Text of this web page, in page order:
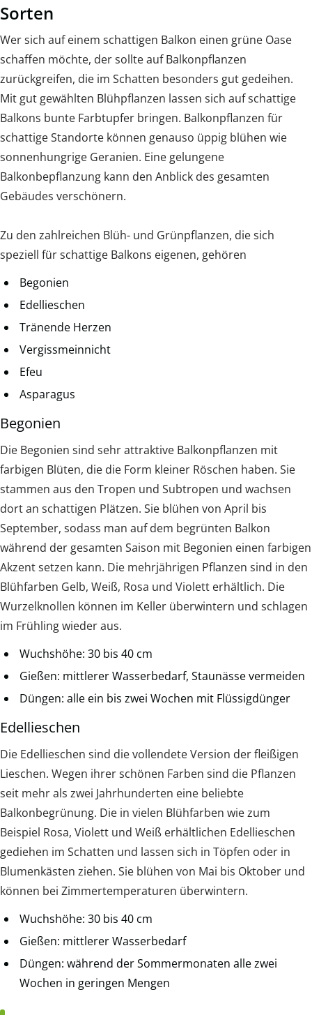
Sorten
Wer sich auf einem schattigen Balkon einen grüne Oase
schaffen möchte, der sollte auf Balkonpflanzen
zurückgreifen, die im Schatten besonders gut gedeihen.
Mit gut gewählten Blühpflanzen lassen sich auf schattige
Balkons bunte Farbtupfer bringen. Balkonpflanzen für
schattige Standorte können genauso üppig blühen wie
sonnenhungrige Geranien. Eine gelungene
Balkonbepflanzung kann den Anblick des gesamten
Gebäudes verschönern.
Zu den zahlreichen Blüh- und Grünpflanzen, die sich
speziell für schattige Balkons eigenen, gehören
Begonien
Edellieschen
Tränende Herzen
Vergissmeinnicht
Efeu
Asparagus
Begonien
Die Begonien sind sehr attraktive Balkonpflanzen mit
farbigen Blüten, die die Form kleiner Röschen haben. Sie
stammen aus den Tropen und Subtropen und wachsen
dort an schattigen Plätzen. Sie blühen von April bis
September, sodass man auf dem begrünten Balkon
während der gesamten Saison mit Begonien einen farbigen
Akzent setzen kann. Die mehrjährigen Pflanzen sind in den
Blühfarben Gelb, Weiß, Rosa und Violett erhältlich. Die
Wurzelknollen können im Keller überwintern und schlagen
im Frühling wieder aus.
Wuchshöhe: 30 bis 40 cm
Gießen: mittlerer Wasserbedarf, Staunässe vermeiden
Düngen: alle ein bis zwei Wochen mit Flüssigdünger
Edellieschen
Die Edellieschen sind die vollendete Version der fleißigen
Lieschen. Wegen ihrer schönen Farben sind die Pflanzen
seit mehr als zwei Jahrhunderten eine beliebte
Balkonbegrünung. Die in vielen Blühfarben wie zum
Beispiel Rosa, Violett und Weiß erhältlichen Edellieschen
gediehen im Schatten und lassen sich in Töpfen oder in
Blumenkästen ziehen. Sie blühen von Mai bis Oktober und
können bei Zimmertemperaturen überwintern.
Wuchshöhe: 30 bis 40 cm
Gießen: mittlerer Wasserbedarf
Düngen: während der Sommermonaten alle zwei
Wochen in geringen Mengen